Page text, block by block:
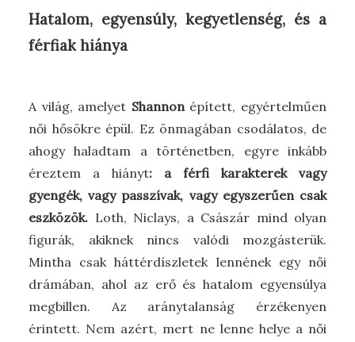
Hatalom, egyensúly, kegyetlenség, és a
férfiak hiánya
A világ, amelyet Shannon épített, egyértelműen
női hősökre épül. Ez önmagában csodálatos, de
ahogy haladtam a történetben, egyre inkább
éreztem a hiányt: a férfi karakterek vagy
gyengék, vagy passzívak, vagy egyszerűen csak
eszközök. Loth, Niclays, a Császár mind olyan
figurák, akiknek nincs valódi mozgásterük.
Mintha csak háttérdíszletek lennének egy női
drámában, ahol az erő és hatalom egyensúlya
megbillen. Az aránytalanság érzékenyen
érintett. Nem azért, mert ne lenne helye a női